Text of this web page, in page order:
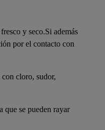
y seco.Si además
por el contacto con
cloro, sudor,
que se pueden rayar